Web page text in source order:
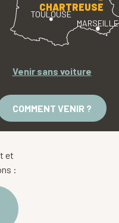
TOULOUSE
MARSEILLE
CHARTREUSE
Venir sans voiture
COMMENT VENIR ?
et
: